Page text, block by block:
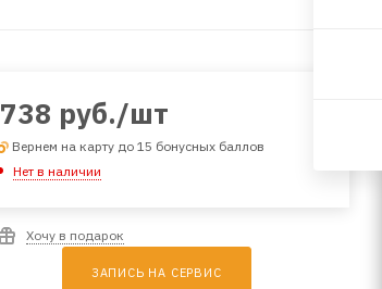
738 руб./шт
Вернем на карту до 15 бонусных баллов
Нет в наличии
Хочу в подарок
ЗАПИСЬ НА СЕРВИС